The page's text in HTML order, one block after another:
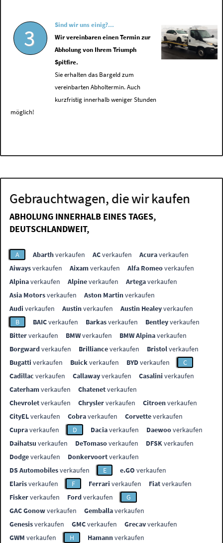
3
Sind wir uns einig?...
Wir vereinbaren einen Termin zur
Abholung von Ihrem Triumph
Spitfire.
Sie erhalten das Bargeld zum
vereinbarten Abholtermin. Auch
kurzfristig innerhalb weniger Stunden
möglich!
Gebrauchtwagen, die wir kaufen
ABHOLUNG INNERHALB EINES TAGES,
DEUTSCHLANDWEIT,
A Abarthverkaufen ACverkaufen Acuraverkaufen
Aiwaysverkaufen Aixamverkaufen Alfa Romeoverkaufen
Alpinaverkaufen Alpineverkaufen Artegaverkaufen
Asia Motorsverkaufen Aston Martinverkaufen
Audi verkaufen Austinverkaufen Austin Healeyverkaufen
B
BAICverkaufen Barkasverkaufen Bentleyverkaufen
Bitterverkaufen BMWverkaufen BMW Alpinaverkaufen
Borgwardverkaufen Brillianceverkaufen Bristolverkaufen
Bugatti verkaufen Buickverkaufen BYDverkaufen
C
Cadillac verkaufen Callawayverkaufen Casalini verkaufen
Caterhamverkaufen Chatenetverkaufen
Chevroletverkaufen Chryslerverkaufen Citroenverkaufen
CityELverkaufen Cobraverkaufen Corvetteverkaufen
Cupraverkaufen D Daciaverkaufen Daewooverkaufen
Daihatsu verkaufen DeTomasoverkaufen DFSKverkaufen
Dodgeverkaufen Donkervoortverkaufen
DS Automobilesverkaufen E e.GO verkaufen
Elarisverkaufen F Ferrari verkaufen Fiatverkaufen
Fiskerverkaufen Fordverkaufen
G
GAC Gonowverkaufen Gemballaverkaufen
Genesisverkaufen GMCverkaufen Grecavverkaufen
GWM verkaufen H Hamannverkaufen